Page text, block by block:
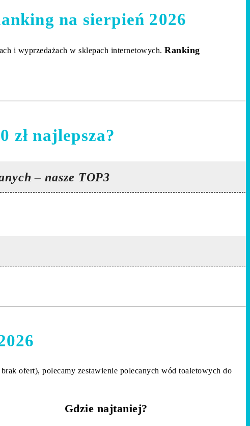
na sierpień 2026
i wyprzedażach w sklepach internetowych. Ranking
zł najlepsza?
– nasze TOP3
ofert), polecamy zestawienie polecanych wód toaletowych do
Gdzie najtaniej?